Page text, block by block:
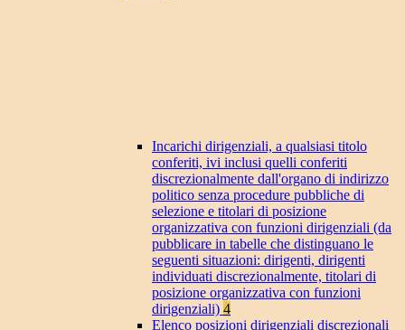
Incarichi dirigenziali, a qualsiasi titolo
conferiti, ivi inclusi quelli conferiti
discrezionalmente dall'organo di indirizzo
politico senza procedure pubbliche di
selezione e titolari di posizione
organizzativa con funzioni dirigenziali (da
pubblicare in tabelle che distinguano le
seguenti situazioni: dirigenti, dirigenti
individuati discrezionalmente, titolari di
posizione organizzativa con funzioni
dirigenziali) 4
Elenco posizioni dirigenziali discrezionali